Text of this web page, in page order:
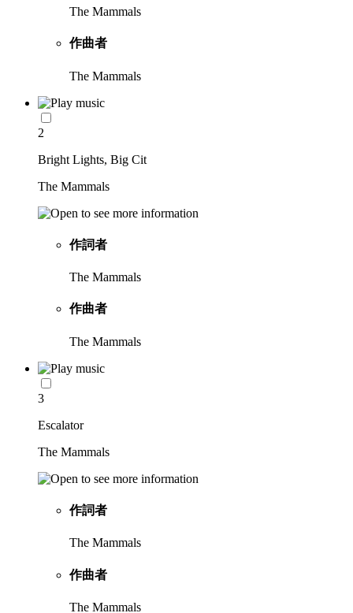
The Mammals
作曲者
The Mammals
2
Bright Lights, Big Cit
The Mammals
作詞者
The Mammals
作曲者
The Mammals
3
Escalator
The Mammals
作詞者
The Mammals
作曲者
The Mammals